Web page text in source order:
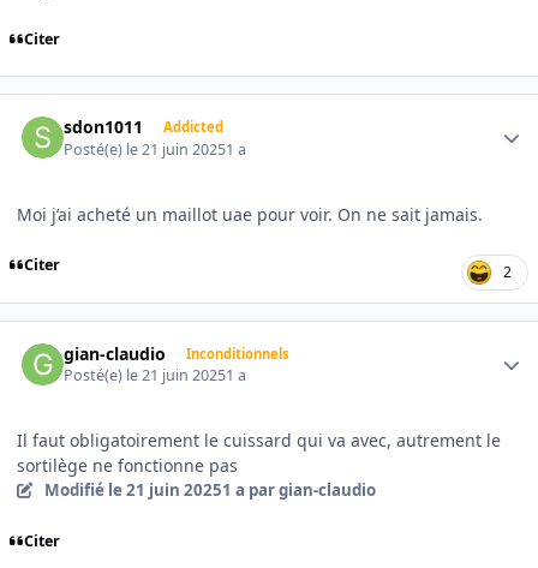
Citer
sdon1011 Addicted
Posté(e) le 21 juin 20251 a
Moi j’ai acheté un maillot uae pour voir. On ne sait jamais.
Citer 2
gian-claudio Inconditionnels
Posté(e) le 21 juin 20251 a
Il faut obligatoirement le cuissard qui va avec, autrement le
sortilège ne fonctionne pas
Modifié le 21 juin 20251 a par gian-claudio
Citer